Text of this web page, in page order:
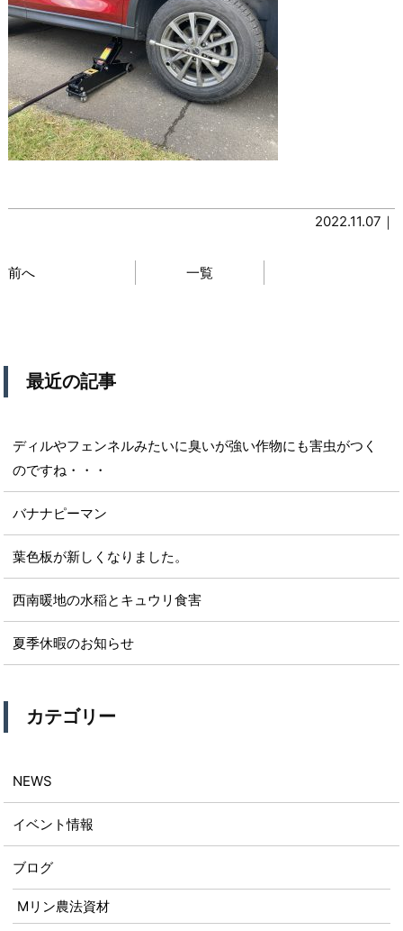
2022.11.07｜
前へ 一覧
最近の記事
ディルやフェンネルみたいに臭いが強い作物にも害虫がつく
のですね・・・
バナナピーマン
葉色板が新しくなりました。
西南暖地の水稲とキュウリ食害
夏季休暇のお知らせ
カテゴリー
NEWS
イベント情報
ブログ
Mリン農法資材